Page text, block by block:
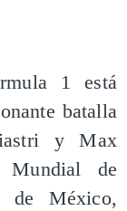
1 está
batalla
y Max
de
de México,